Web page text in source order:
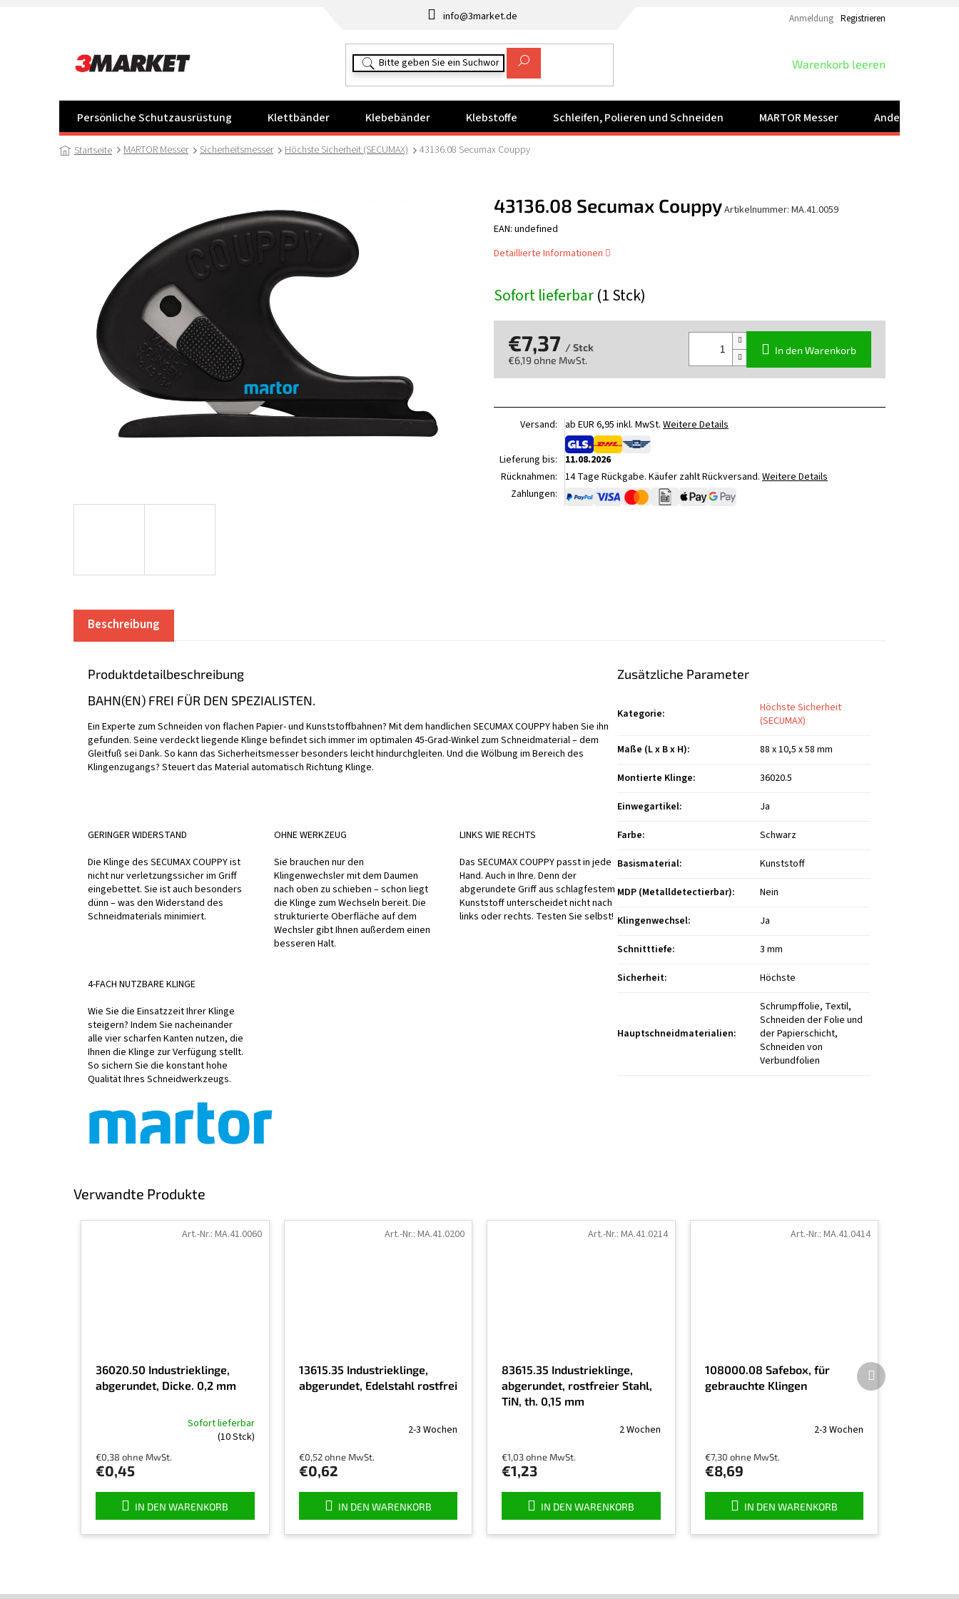
info@3market.de Anmeldung Registrieren
WARENKORB
Warenkorb leeren
Persönliche Schutzausrüstung Klettbänder Klebebänder Klebstoffe Schleifen, Polieren und Schneiden MARTOR Messer Andere Produkte
Startseite MARTOR Messer Sicherheitsmesser Höchste Sicherheit (SECUMAX) 43136.08 Secumax Couppy
Sofort lieferbar(1 Stck)
Detaillierte Informationen
€7,37 / Stck
€6,19 ohne MwSt.
In den Warenkorb
43136.08 Secumax CouppyArtikelnummer: MA.41.0059
EAN: undefined
Versand: ab EUR 6,95 inkl. MwSt. Weitere Details
Lieferung bis:
11.08.2026
Rücknahmen: 14 Tage Rückgabe. Käufer zahlt Rückversand. Weitere Details
Zahlungen:
Verwandte Produkte
36020.50 Industrieklinge,
abgerundet, Dicke. 0,2 mm
Produktbewertung
ist
Sofort lieferbar
(10 Stck)
€0,38 ohne MwSt.
€0,45
IN DEN WARENKORB
Art.-Nr.: MA.41.0060
13615.35 Industrieklinge,
abgerundet, Edelstahl rostfrei
2-3 Wochen
€0,52 ohne MwSt.
€0,62
IN DEN WARENKORB
Art.-Nr.: MA.41.0200
83615.35 Industrieklinge,
abgerundet, rostfreier Stahl,
TiN, th. 0,15 mm
2 Wochen
€1,03 ohne MwSt.
€1,23
IN DEN WARENKORB
Art.-Nr.: MA.41.0214
108000.08 Safebox, für
gebrauchte Klingen
2-3 Wochen
€7,30 ohne MwSt.
€8,69
IN DEN WARENKORB
Art.-Nr.: MA.41.0414
Nächstes
Produkt
Beschreibung
Produktdetailbeschreibung
BAHN(EN) FREI FÜR DEN SPEZIALISTEN.
Ein Experte zum Schneiden von flachen Papier- und Kunststoffbahnen? Mit dem handlichen SECUMAX COUPPY haben Sie ihn
gefunden. Seine verdeckt liegende Klinge befindet sich immer im optimalen 45-Grad-Winkel zum Schneidmaterial – dem
Gleitfuß sei Dank. So kann das Sicherheitsmesser besonders leicht hindurchgleiten. Und die Wölbung im Bereich des
Klingenzugangs? Steuert das Material automatisch Richtung Klinge.
GERINGER WIDERSTAND
Die Klinge des SECUMAX COUPPY ist
nicht nur verletzungssicher im Griff
eingebettet. Sie ist auch besonders
dünn – was den Widerstand des
Schneidmaterials minimiert.
OHNE WERKZEUG
Sie brauchen nur den
Klingenwechsler mit dem Daumen
nach oben zu schieben – schon liegt
die Klinge zum Wechseln bereit. Die
strukturierte Oberfläche auf dem
Wechsler gibt Ihnen außerdem einen
besseren Halt.
LINKS WIE RECHTS
Das SECUMAX COUPPY passt in jede
Hand. Auch in Ihre. Denn der
abgerundete Griff aus schlagfestem
Kunststoff unterscheidet nicht nach
links oder rechts. Testen Sie selbst!
4-FACH NUTZBARE KLINGE
Wie Sie die Einsatzzeit Ihrer Klinge
steigern? Indem Sie nacheinander
alle vier scharfen Kanten nutzen, die
Ihnen die Klinge zur Verfügung stellt.
So sichern Sie die konstant hohe
Qualität Ihres Schneidwerkzeugs.
Zusätzliche Parameter
Kategorie:
Höchste Sicherheit
(SECUMAX)
Maße (L x B x H):
88 x 10,5 x 58 mm
Montierte Klinge:
36020.5
Einwegartikel:
Ja
Farbe:
Schwarz
Basismaterial:
Kunststoff
MDP (Metalldetectierbar):
Nein
Klingenwechsel:
Ja
Schnitttiefe:
3 mm
Sicherheit: Höchste
Hauptschneidmaterialien:
Schrumpffolie, Textil,
Schneiden der Folie und
der Papierschicht,
Schneiden von
Verbundfolien